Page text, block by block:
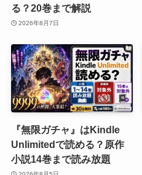
る？20巻まで解説
2026年8月7日
『無限ガチャ』はKindle
Unlimitedで読める？原作
小説14巻まで読み放題